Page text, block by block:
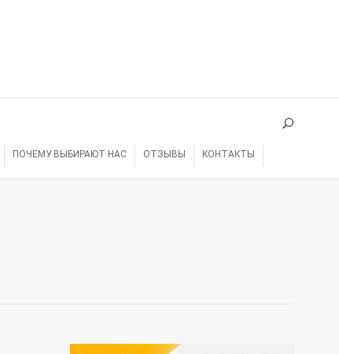
ПОЧЕМУ ВЫБИРАЮТ НАС ОТЗЫВЫ КОНТАКТЫ